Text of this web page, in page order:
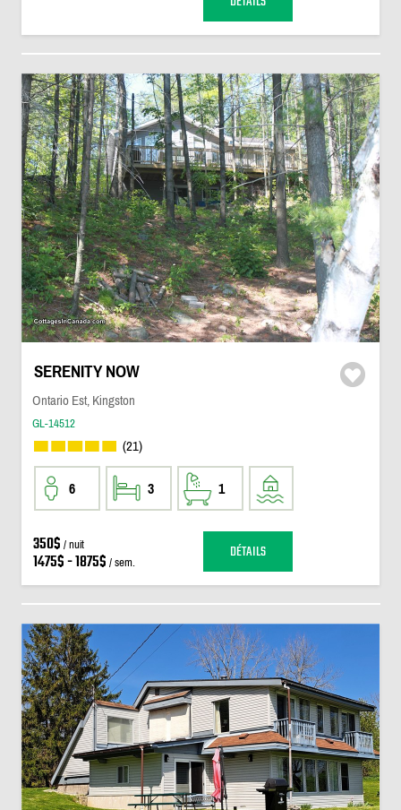
SERENITY NOW
Ontario Est, Kingston
GL-14512
(21)
6 3 1
350$ / nuit
1475$ - 1875$ / sem. DÉTAILS